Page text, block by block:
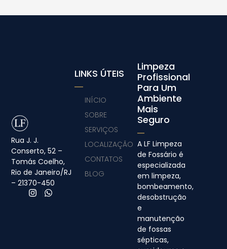
Rua J. J.
Conserto, 52 –
Tomás Coelho,
Rio de Janeiro/RJ
– 21370-450
Limpeza
Profissional
Para Um
Ambiente
Mais
Seguro
A LF Limpeza
de Fossário é
especializada
em limpeza,
bombeamento,
desobstrução
e
manutenção
de fossas
sépticas,
LINKS ÚTEIS
INÍCIO
SOBRE
SERVIÇOS
LOCALIZAÇÃO
CONTATOS
BLOG